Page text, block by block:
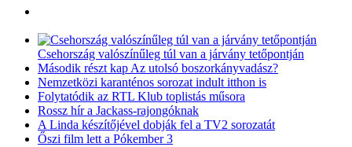
Csehország valószínűleg túl van a járvány tetőpontján
Második részt kap Az utolsó boszorkányvadász?
Nemzetközi karanténos sorozat indult itthon is
Folytatódik az RTL Klub toplistás műsora
Rossz hír a Jackass-rajongóknak
A Linda készítőjével dobják fel a TV2 sorozatát
Őszi film lett a Pókember 3